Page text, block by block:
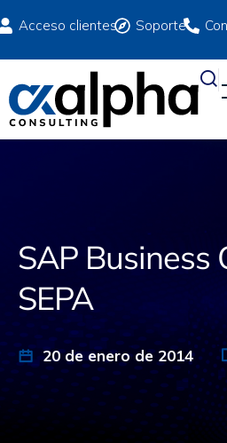
Acceso clientes Soporte
SAP Business
SEPA
20 de enero de 2014